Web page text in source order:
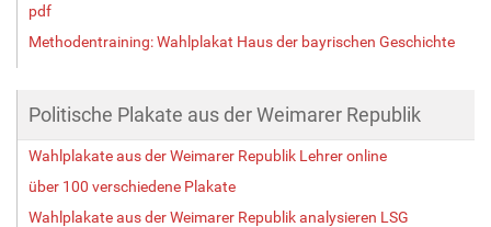
pdf
Methodentraining: Wahlplakat Haus der bayrischen Geschichte
Politische Plakate aus der Weimarer Republik
Wahlplakate aus der Weimarer Republik Lehrer online
über 100 verschiedene Plakate
Wahlplakate aus der Weimarer Republik analysieren LSG